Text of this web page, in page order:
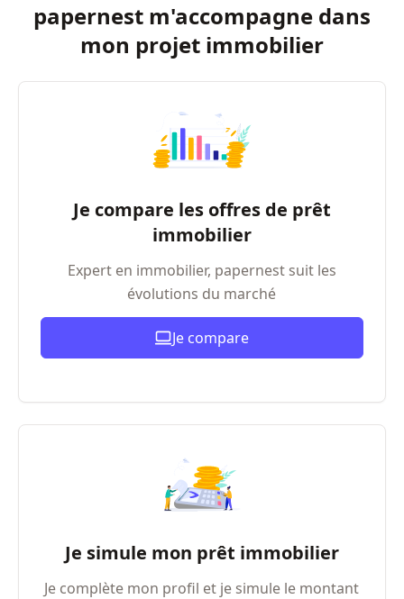
papernest m'accompagne dans
mon projet immobilier
Je compare les offres de prêt
immobilier
Expert en immobilier, papernest suit les
évolutions du marché
Je compare
Je simule mon prêt immobilier
Je complète mon profil et je simule le montant